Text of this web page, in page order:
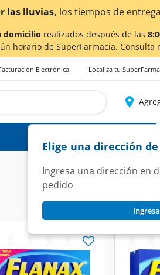
las lluvias, los tiempos de entrega
domicilio realizados después de las
horario de SuperFarmacia. Consulta
Electrónica Localiza tu
Elige una dirección
Ingresa una dirección en
pedido